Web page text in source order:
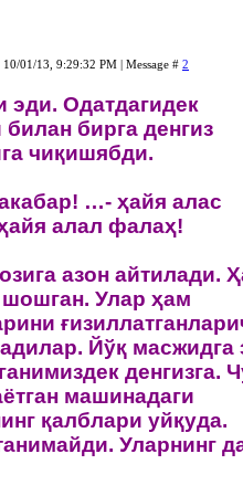
10/01/13, 9:29:32 PM | Message # 2
эди. Oдатдагидек
бирга денгиз
чиқишябди.
…- ҳайя алас
алал фалаҳ!
азoн айтилади.
Улар ҳам
Йўқ масжидга
денгизга.
машинадаги
қалблари уйқуда.
Уларнинг